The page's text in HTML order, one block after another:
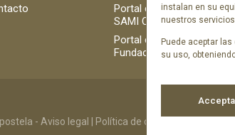
instalan en su
nuestros
Puede aceptar las
su uso,
Portal del empleado
SAMI Catedral
Portal del empleado
Fundación Catedral
- Aviso legal | Política de cookies